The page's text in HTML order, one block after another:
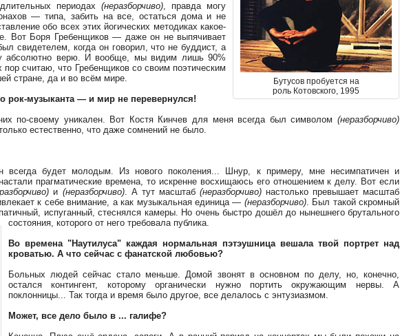
Бутусов пробуется на
роль Котовского, 1995
периодах (неразборчиво), правда могу
— типа, забить на все, остаться дома и не
обо всех этих йогических методиках какое-
Вот Боря Гребенщиков — даже он не выпячивает
свидетелем, когда он говорил, что не буддист, а
абсолютно верю. И вообще, мы видим лишь 90%
считаю, что Гребенщиков со своим поэтическим
стране, да и во всём мире.
рок-музыканта — и мир не перевернулся!
по-своему уникален. Вот Костя Кинчев для меня всегда был символом (неразборчиво)
естественно, что даже сомнений не было.
будет молодым. Из нового поколения... Шнур, к примеру, мне несимпатичен и
прагматические времена, то искренне восхищаюсь его отношением к делу. Вот если
и (неразборчиво). А тут масштаб (неразборчиво)настолько превышает масштаб
к себе внимание, а как музыкальная единица — (неразборчиво). Был такой скромный
испуганный, стеснялся камеры. Но очень быстро дошёл до нынешнего брутального
состояния, которого от него требовала публика.
Во времена "Наутилуса" каждая нормальная пэтэушница вешала твой портрет над
кроватью. А что сейчас с фанатской любовью?
Больных людей сейчас стало меньше. Домой звонят в основном по делу, но, конечно,
остался контингент, которому органически нужно портить окружающим нервы. А
поклонницы... Так тогда и время было другое, все делалось с энтузиазмом.
Может, все дело было в ... галифе?